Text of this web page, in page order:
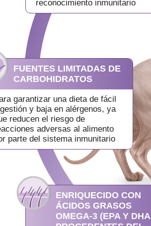
reconocimiento inmunitario
FUENTES LIMITADAS DE
CARBOHIDRATOS
garantizar una dieta de fácil
y baja en alérgenos, ya
reducen el riesgo de
adversas al alimento
parte del sistema inmunitario
ENRIQUECIDO CON
ÁCIDOS GRASOS
OMEGA-3 (EPA Y DHA